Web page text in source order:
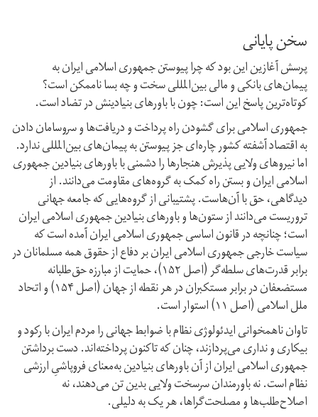
سخن پایانی
پرسش آغازین این بود که چرا پیوستن جمهوری اسلامی ایران به
پیمان‌های بانکی و مالی بین‌المللی سخت و چه بسا ناممکن است؟
کوتاه‌ترین پاسخ این است: چون با باورهای بنیادینش در تضاد است.
جمهوری اسلامی برای گشودن راه پرداخت و دریافت‌ها و سر‌و‌سامان دادن
به اقتصاد آشفته کشور چاره‌ای جز پیوستن به پیمان‌های بین‌المللی ندارد.
اما نیروهای ولایی پذیرش هنجارها را دشمنی با باورهای بنیادین جمهوری
اسلامی ایران و بستن راه کمک به گروه‌های مقاومت می‌دانند. از
دیدگاهی، حق با آن‌هاست. پشتیبانی از گروه‌هایی که جامعه جهانی
تروریست می‌دانند از ستون‌ها و باورهای بنیادین جمهوری اسلامی ایران
است؛ چنانچه در قانون اساسی جمهوری اسلامی ایران آمده است که
سیاست خارجی جمهوری اسلامی ایران بر دفاع از حقوق همه مسلمانان در
برابر قدرت‌های سلطه‌گر (اصل ۱۵۲)، حمایت از مبارزه حق‌طلبانه
مستضعفان در برابر مستکبران در هر نقطه از جهان (اصل ۱۵۴) و اتحاد
ملل اسلامی (اصل ۱۱) استوار است.
تاوان ناهمخوانی ایدئولوژی نظام با ضوابط جهانی را مردم ایران با رکود و
بیکاری و نداری می‌پردازند، چنان که تا‌کنون پرداخته‌اند. دست برداشتن
جمهوری اسلامی ایران از آن باورهای بنیادین به‌معنای فروپاشیِ ارزشی
نظام است. نه باورمندان سرسخت ولایی بدین تن می‌دهند، نه
اصلاح‌طلب‌ها و مصلحت‌گراها، هر یک به دلیلی.